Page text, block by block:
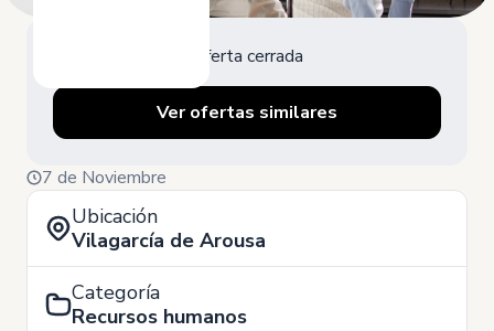
Oferta cerrada
Ver ofertas similares
7 de Noviembre
Ubicación
Vilagarcía de Arousa
Categoría
Recursos humanos